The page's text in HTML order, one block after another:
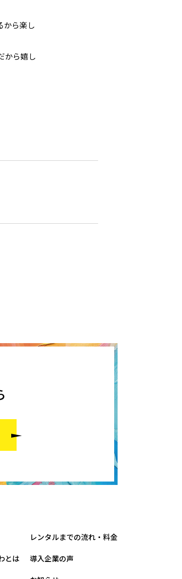
から楽し
から嬉し
とは
レンタルまでの流れ・料金
導入企業の声